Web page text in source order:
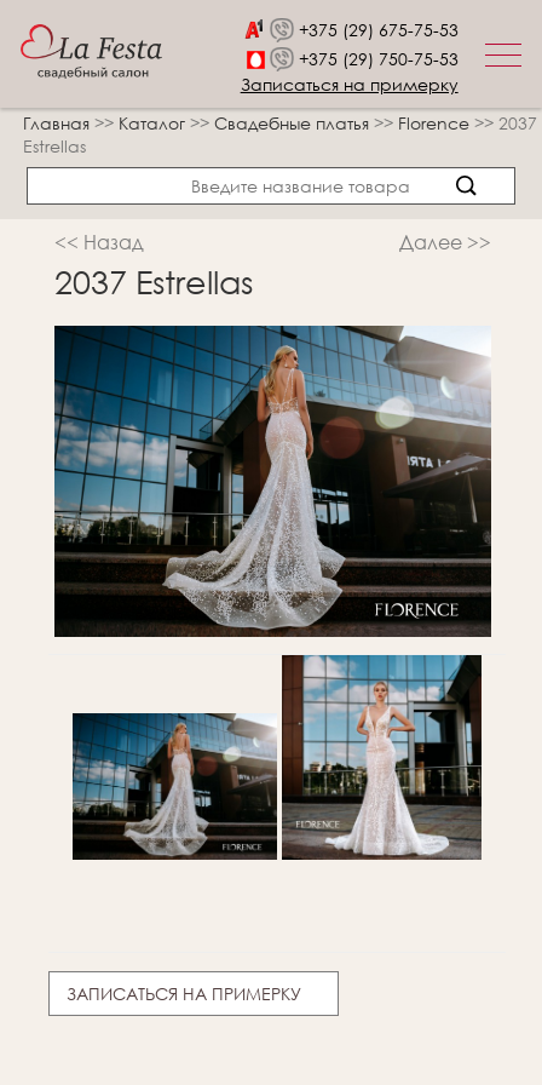
+375 (29) 675-75-53
+375 (29) 750-75-53
Записаться на примерку
Главная >> Каталог >> Свадебные платья >> Florence >> 2037
Estrellas
<< Назад Далее >>
2037 Estrellas
ЗАПИСАТЬСЯ НА ПРИМЕРКУ